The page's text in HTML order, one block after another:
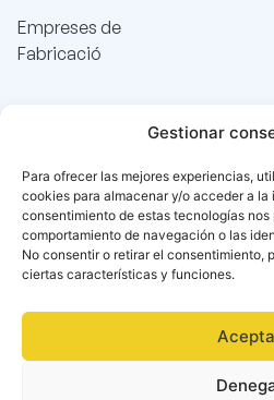
Gestionar
Para ofrecer las mejores experiencias,
cookies para almacenar y/o acceder a la
consentimiento de estas tecnologías
comportamiento de navegación o las
No consentir o retirar el consentimiento,
ciertas características y funciones.
Empreses de
Fabricació